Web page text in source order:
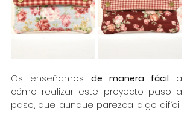
Os enseñamos de manera fácil a
cómo realizar este proyecto paso a